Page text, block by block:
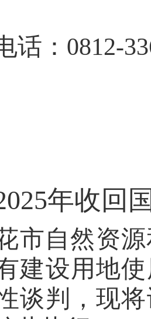
话： 0812-
年收回
市自然资
建设用地
谈判，现